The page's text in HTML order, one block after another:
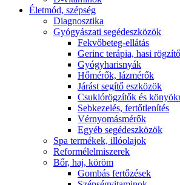
Életmód, szépség
Diagnosztika
Gyógyászati segédeszközök
Fekvőbeteg-ellátás
Gerinc terápia, hasi
Gyógyharisnyák
Hőmérők, lázmérők
Járást segítő eszközök
Csuklórögzítők és
Sebkezelés, fertőtlenítés
Vérnyomásmérők
Egyéb segédeszközök
Spa termékek, illóolajok
Reformélelmiszerek
Bőr, haj, köröm
Gombás fertőzések